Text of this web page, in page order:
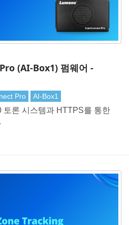
(AI-Box1) 펌웨어 -
Pro AI-Box1
토론 시스템과 HTTPS를 통한